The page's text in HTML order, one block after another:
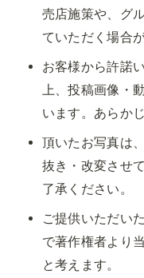
売店施策や、グ
ていただく場合
お客様から許諾
上、投稿画像・
います。あらか
頂いたお写真は
抜き・改変させ
了承ください。
ご提供いただい
で著作権者より
と考えます。